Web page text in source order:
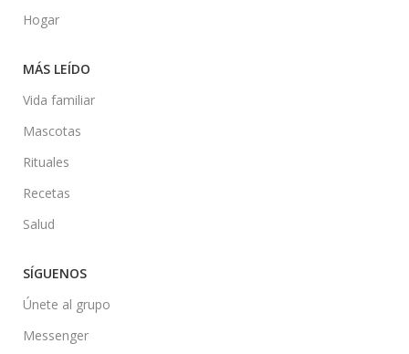
Hogar
MÁS LEÍDO
Vida familiar
Mascotas
Rituales
Recetas
Salud
SÍGUENOS
Únete al grupo
Messenger